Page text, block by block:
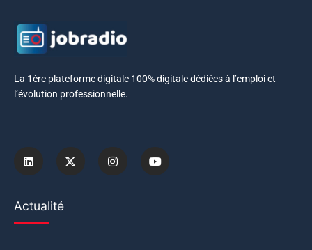
La 1ère plateforme digitale 100% digitale dédiées à l’emploi et
l’évolution professionnelle.
Actualité